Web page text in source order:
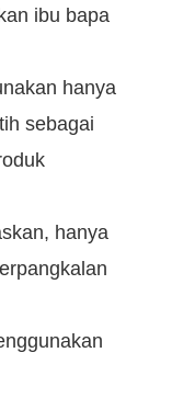
ibu bapa
hanya
sebagai
hanya